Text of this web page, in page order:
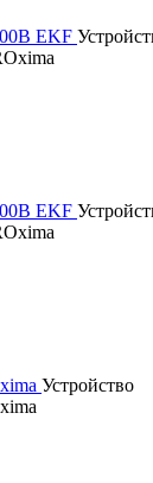
EKF
EKF
Устройство